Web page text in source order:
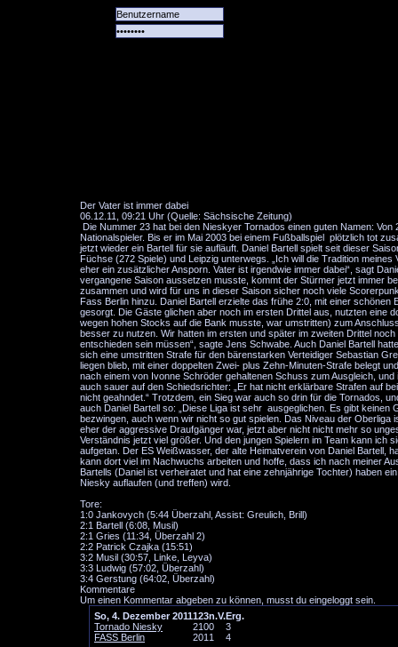
Der Vater ist immer dabei
06.12.11, 09:21 Uhr (Quelle: Sächsische Zeitung)
Die Nummer 23 hat bei den Nieskyer Tornados einen guten Namen:
Nationalspieler. Bis er im Mai 2003 bei einem Fußballspiel plötzlich tot
jetzt wieder ein Bartell für sie aufläuft. Daniel Bartell spielt seit dieser
Füchse (272 Spiele) und Leipzig unterwegs. „Ich will die Tradition
eher ein zusätzlicher Ansporn. Vater ist irgendwie immer dabei“, sagt
vergangene Saison aussetzen musste, kommt der Stürmer jetzt immer
zusammen und wird für uns in dieser Saison sicher noch viele
Fass Berlin hinzu. Daniel Bartell erzielte das frühe 2:0, mit einer
gesorgt. Die Gäste glichen aber noch im ersten Drittel aus, nutzten eine
wegen hohen Stocks auf die Bank musste, war umstritten) zum
besser zu nutzen. Wir hatten im ersten und später im zweiten Drittel
entschieden sein müssen“, sagte Jens Schwabe. Auch Daniel Bartell
sich eine umstritten Strafe für den bärenstarken Verteidiger Sebastian
liegen blieb, mit einer doppelten Zwei- plus Zehn-Minuten-Strafe belegt
nach einem von Ivonne Schröder gehaltenen Schuss zum Ausgleich,
auch sauer auf den Schiedsrichter: „Er hat nicht erklärbare Strafen auf
nicht geahndet.“ Trotzdem, ein Sieg war auch so drin für die Tornados,
auch Daniel Bartell so: „Diese Liga ist sehr ausgeglichen. Es gibt
bezwingen, auch wenn wir nicht so gut spielen. Das Niveau der
eher der aggressive Draufgänger war, jetzt aber nicht nicht mehr so
Verständnis jetzt viel größer. Und den jungen Spielern im Team kann ich
aufgetan. Der ES Weißwasser, der alte Heimatverein von Daniel Bartell,
kann dort viel im Nachwuchs arbeiten und hoffe, dass ich nach meiner
Bartells (Daniel ist verheiratet und hat eine zehnjährige Tochter) haben
Niesky auflaufen (und treffen) wird.
Tore:
1:0 Jankovych (5:44 Überzahl, Assist: Greulich, Brill)
2:1 Bartell (6:08, Musil)
2:1 Gries (11:34, Überzahl 2)
2:2 Patrick Czajka (15:51)
3:2 Musil (30:57, Linke, Leyva)
3:3 Ludwig (57:02, Überzahl)
3:4 Gerstung (64:02, Überzahl)
Kommentare
Um einen Kommentar abgeben zu können, musst du eingeloggt sein.
So, 4. Dezember 2011123n.V.Erg.
Tornado Niesky
2100
3
FASS Berlin
201 1 4